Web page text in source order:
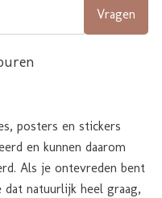
Vragen
posters en stickers
en kunnen daarom
Als je ontevreden bent
natuurlijk heel graag,